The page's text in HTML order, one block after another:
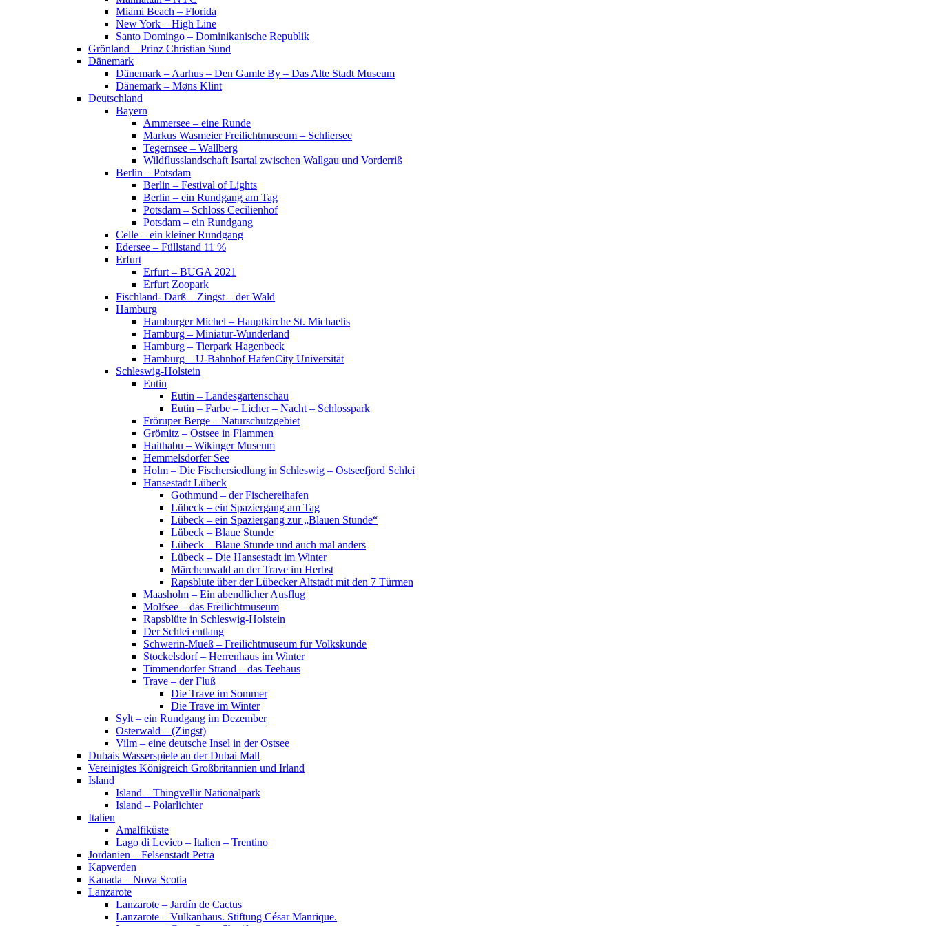
Miami Beach – Florida
New York – High Line
Santo Domingo – Dominikanische Republik
Grönland – Prinz Christian Sund
Dänemark
Dänemark – Aarhus – Den Gamle By – Das Alte Stadt Museum
Dänemark – Møns Klint
Deutschland
Bayern
Ammersee – eine Runde
Markus Wasmeier Freilichtmuseum – Schliersee
Tegernsee – Wallberg
Wildflusslandschaft Isartal zwischen Wallgau und Vorderriß
Berlin – Potsdam
Berlin – Festival of Lights
Berlin – ein Rundgang am Tag
Potsdam – Schloss Cecilienhof
Potsdam – ein Rundgang
Celle – ein kleiner Rundgang
Edersee – Füllstand 11 %
Erfurt
Erfurt – BUGA 2021
Erfurt Zoopark
Fischland- Darß – Zingst – der Wald
Hamburg
Hamburger Michel – Hauptkirche St. Michaelis
Hamburg – Miniatur-Wunderland
Hamburg – Tierpark Hagenbeck
Hamburg – U-Bahnhof HafenCity Universität
Schleswig-Holstein
Eutin
Eutin – Landesgartenschau
Eutin – Farbe – Licher – Nacht – Schlosspark
Fröruper Berge – Naturschutzgebiet
Grömitz – Ostsee in Flammen
Haithabu – Wikinger Museum
Hemmelsdorfer See
Holm – Die Fischersiedlung in Schleswig – Ostseefjord Schlei
Hansestadt Lübeck
Gothmund – der Fischereihafen
Lübeck – ein Spaziergang am Tag
Lübeck – ein Spaziergang zur „Blauen Stunde“
Lübeck – Blaue Stunde
Lübeck – Blaue Stunde und auch mal anders
Lübeck – Die Hansestadt im Winter
Märchenwald an der Trave im Herbst
Rapsblüte über der Lübecker Altstadt mit den 7 Türmen
Maasholm – Ein abendlicher Ausflug
Molfsee – das Freilichtmuseum
Rapsblüte in Schleswig-Holstein
Der Schlei entlang
Schwerin-Mueß – Freilichtmuseum für Volkskunde
Stockelsdorf – Herrenhaus im Winter
Timmendorfer Strand – das Teehaus
Trave – der Fluß
Die Trave im Sommer
Die Trave im Winter
Sylt – ein Rundgang im Dezember
Osterwald – (Zingst)
Vilm – eine deutsche Insel in der Ostsee
Dubais Wasserspiele an der Dubai Mall
Vereinigtes Königreich Großbritannien und Irland
Island
Island – Thingvellir Nationalpark
Island – Polarlichter
Italien
Amalfiküste
Lago di Levico – Italien – Trentino
Jordanien – Felsenstadt Petra
Kapverden
Kanada – Nova Scotia
Lanzarote
Lanzarote – Jardín de Cactus
Lanzarote – Vulkanhaus. Stiftung César Manrique.